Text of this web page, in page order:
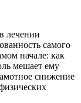
лечении
самого
начале: как
мешает ему
снижение